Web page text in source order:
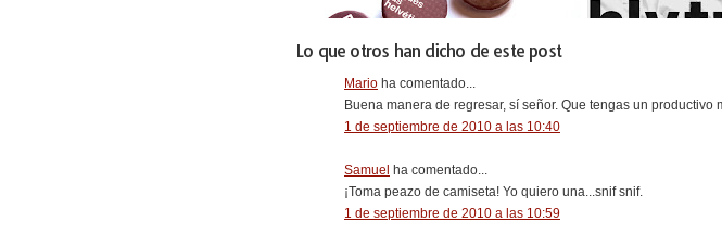
Lo que otros han dicho de este post
Mario ha comentado...
Buena manera de regresar, sí señor. Que tengas un productivo
1 de septiembre de 2010 a las 10:40
Samuel
ha comentado...
¡Toma peazo de camiseta! Yo quiero una...snif snif.
1 de septiembre de 2010 a las 10:59